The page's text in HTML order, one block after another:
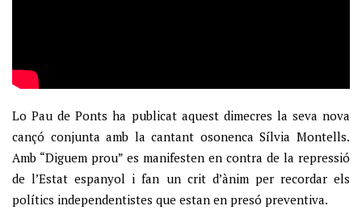
Lo Pau de Ponts ha publicat aquest dimecres la seva nova
cançó conjunta amb la cantant osonenca Sílvia Montells.
Amb “Diguem prou” es manifesten en contra de la repressió
de l’Estat espanyol i fan un crit d’ànim per recordar els
polítics independentistes que estan en presó preventiva.